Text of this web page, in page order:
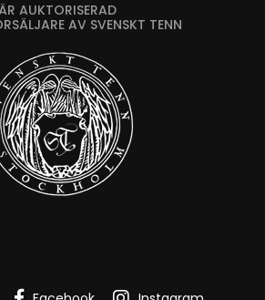
AUKTORISERAD
AV SVENSKT TENN